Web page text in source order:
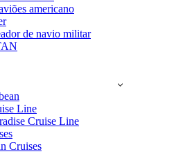
americano
de navio militar
Line
Cruise Line
Cruises